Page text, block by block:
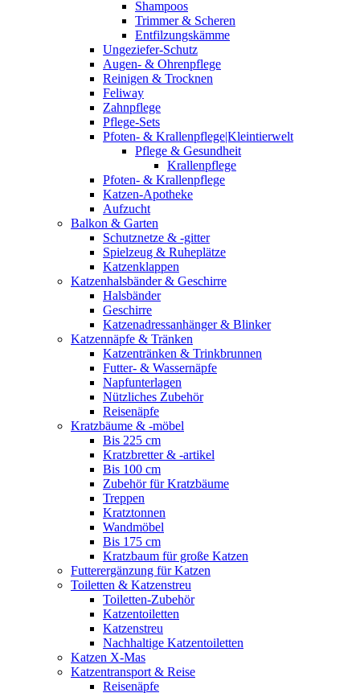
Shampoos
Trimmer & Scheren
Entfilzungskämme
Ungeziefer-Schutz
Augen- & Ohrenpflege
Reinigen & Trocknen
Feliway
Zahnpflege
Pflege-Sets
Pfoten- & Krallenpflege|Kleintierwelt
Pflege & Gesundheit
Krallenpflege
Pfoten- & Krallenpflege
Katzen-Apotheke
Aufzucht
Balkon & Garten
Schutznetze & -gitter
Spielzeug & Ruheplätze
Katzenklappen
Katzenhalsbänder & Geschirre
Halsbänder
Geschirre
Katzenadressanhänger & Blinker
Katzennäpfe & Tränken
Katzentränken & Trinkbrunnen
Futter- & Wassernäpfe
Napfunterlagen
Nützliches Zubehör
Reisenäpfe
Kratzbäume & -möbel
Bis 225 cm
Kratzbretter & -artikel
Bis 100 cm
Zubehör für Kratzbäume
Treppen
Kratztonnen
Wandmöbel
Bis 175 cm
Kratzbaum für große Katzen
Futterergänzung für Katzen
Toiletten & Katzenstreu
Toiletten-Zubehör
Katzentoiletten
Katzenstreu
Nachhaltige Katzentoiletten
Katzen X-Mas
Katzentransport & Reise
Reisenäpfe